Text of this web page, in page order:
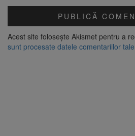
Acest site folosește Akismet pentru a
sunt procesate datele comentariilor tale